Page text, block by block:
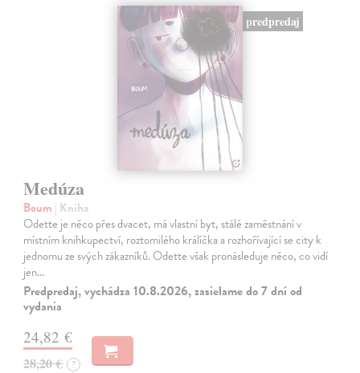
predpredaj
Medúza
Boum | Kniha
Odette je něco přes dvacet, má vlastní byt, stálé zaměstnání v
místním knihkupectví, roztomilého králíčka a rozhořívající se city k
jednomu ze svých zákazníků. Odette však pronásleduje něco, co vidí
jen…
Predpredaj, vychádza 10.8.2026, zasielame do 7 dní od
vydania
24,82 €
28,20 € ?